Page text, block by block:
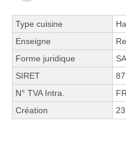
Type cuisine
Enseigne
Forme juridique
SIRET
N° TVA Intra.
Création